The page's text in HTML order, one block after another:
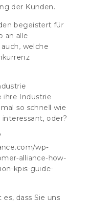
der Kunden.
begeistert für
an alle
welche
ihre Industrie
so schnell wie
interessant, oder?
wp-
alliance-how-
kpis-guide-
es, dass Sie uns